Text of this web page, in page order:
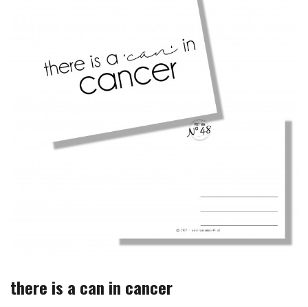
there is a can in cancer